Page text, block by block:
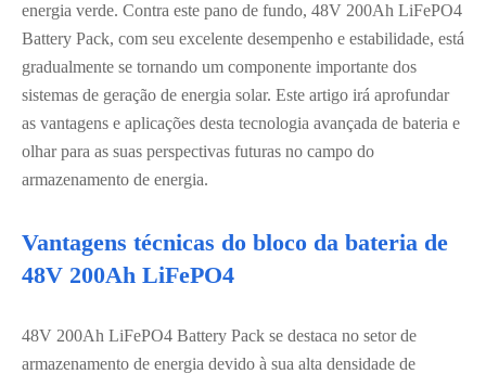
energia verde. Contra este pano de fundo, 48V 200Ah LiFePO4
Battery Pack, com seu excelente desempenho e estabilidade, está
gradualmente se tornando um componente importante dos
sistemas de geração de energia solar. Este artigo irá aprofundar
as vantagens e aplicações desta tecnologia avançada de bateria e
olhar para as suas perspectivas futuras no campo do
armazenamento de energia.
Vantagens técnicas do bloco da bateria de
48V 200Ah LiFePO4
48V 200Ah LiFePO4 Battery Pack se destaca no setor de
armazenamento de energia devido à sua alta densidade de